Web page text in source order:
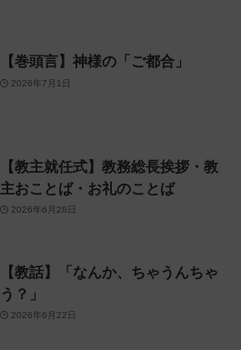
【巻頭言】神様の「ご都合」
2026年7月1日
【教主就任式】教務総長挨拶・教
主おことば・お礼のことば
2026年6月28日
【教話】「なんか、ちゃうんちゃ
う？」
2026年6月22日